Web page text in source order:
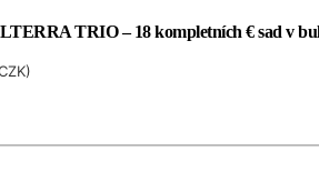
TRIO – 18 kompletních € sad v
)